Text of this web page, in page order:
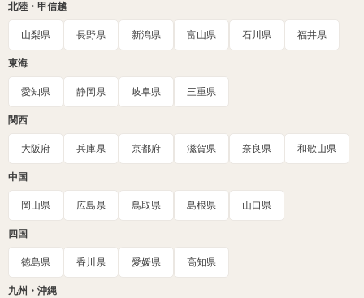
北陸・甲信越
山梨県 長野県 新潟県 富山県 石川県 福井県
東海
愛知県 静岡県 岐阜県 三重県
関西
大阪府 兵庫県 京都府 滋賀県 奈良県 和歌山県
中国
岡山県 広島県 鳥取県 島根県 山口県
四国
徳島県 香川県 愛媛県 高知県
九州・沖縄